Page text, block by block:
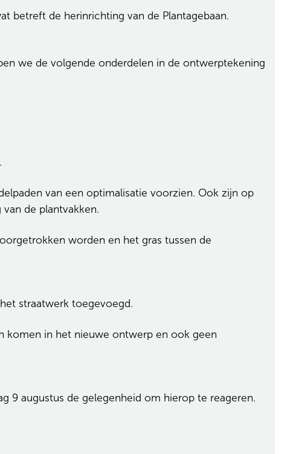
betreft de herinrichting van de Plantagebaan.
we de volgende onderdelen in de ontwerptekening
van een optimalisatie voorzien. Ook zijn op
de plantvakken.
worden en het gras tussen de
straatwerk toegevoegd.
komen in het nieuwe ontwerp en ook geen
9 augustus de gelegenheid om hierop te reageren.